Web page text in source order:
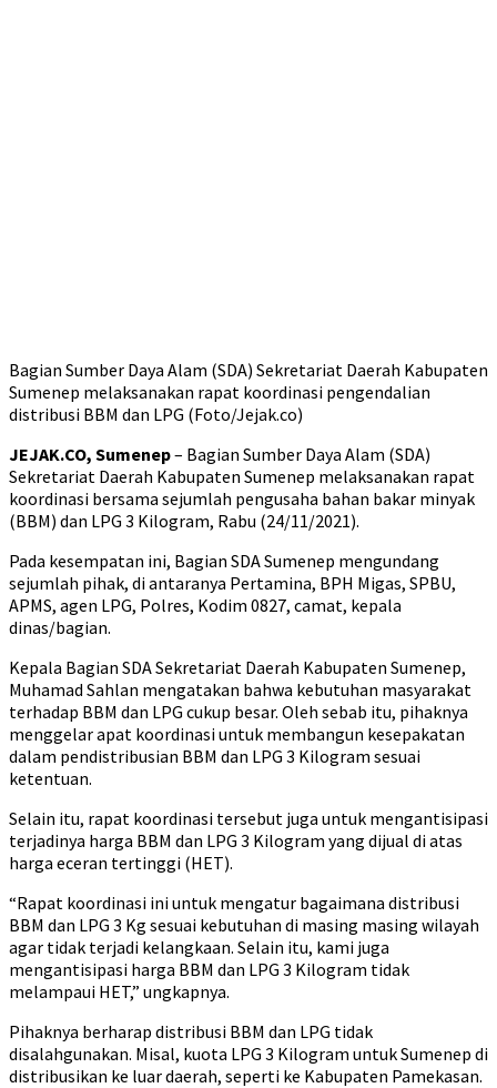
Bagian Sumber Daya Alam (SDA) Sekretariat Daerah Kabupaten
Sumenep melaksanakan rapat koordinasi pengendalian
distribusi BBM dan LPG (Foto/Jejak.co)
JEJAK.CO, Sumenep– Bagian Sumber Daya Alam (SDA)
Sekretariat Daerah Kabupaten Sumenep melaksanakan rapat
koordinasi bersama sejumlah pengusaha bahan bakar minyak
(BBM) dan LPG 3 Kilogram, Rabu (24/11/2021).
Pada kesempatan ini, Bagian SDA Sumenep mengundang
sejumlah pihak, di antaranya Pertamina, BPH Migas, SPBU,
APMS, agen LPG, Polres, Kodim 0827, camat, kepala
dinas/bagian.
Kepala Bagian SDA Sekretariat Daerah Kabupaten Sumenep,
Muhamad Sahlan mengatakan bahwa kebutuhan masyarakat
terhadap BBM dan LPG cukup besar. Oleh sebab itu, pihaknya
menggelar apat koordinasi untuk membangun kesepakatan
dalam pendistribusian BBM dan LPG 3 Kilogram sesuai
ketentuan.
Selain itu, rapat koordinasi tersebut juga untuk mengantisipasi
terjadinya harga BBM dan LPG 3 Kilogram yang dijual di atas
harga eceran tertinggi (HET).
“Rapat koordinasi ini untuk mengatur bagaimana distribusi
BBM dan LPG 3 Kg sesuai kebutuhan di masing masing wilayah
agar tidak terjadi kelangkaan. Selain itu, kami juga
mengantisipasi harga BBM dan LPG 3 Kilogram tidak
melampaui HET,” ungkapnya.
Pihaknya berharap distribusi BBM dan LPG tidak
disalahgunakan. Misal, kuota LPG 3 Kilogram untuk Sumenep di
distribusikan ke luar daerah, seperti ke Kabupaten Pamekasan.